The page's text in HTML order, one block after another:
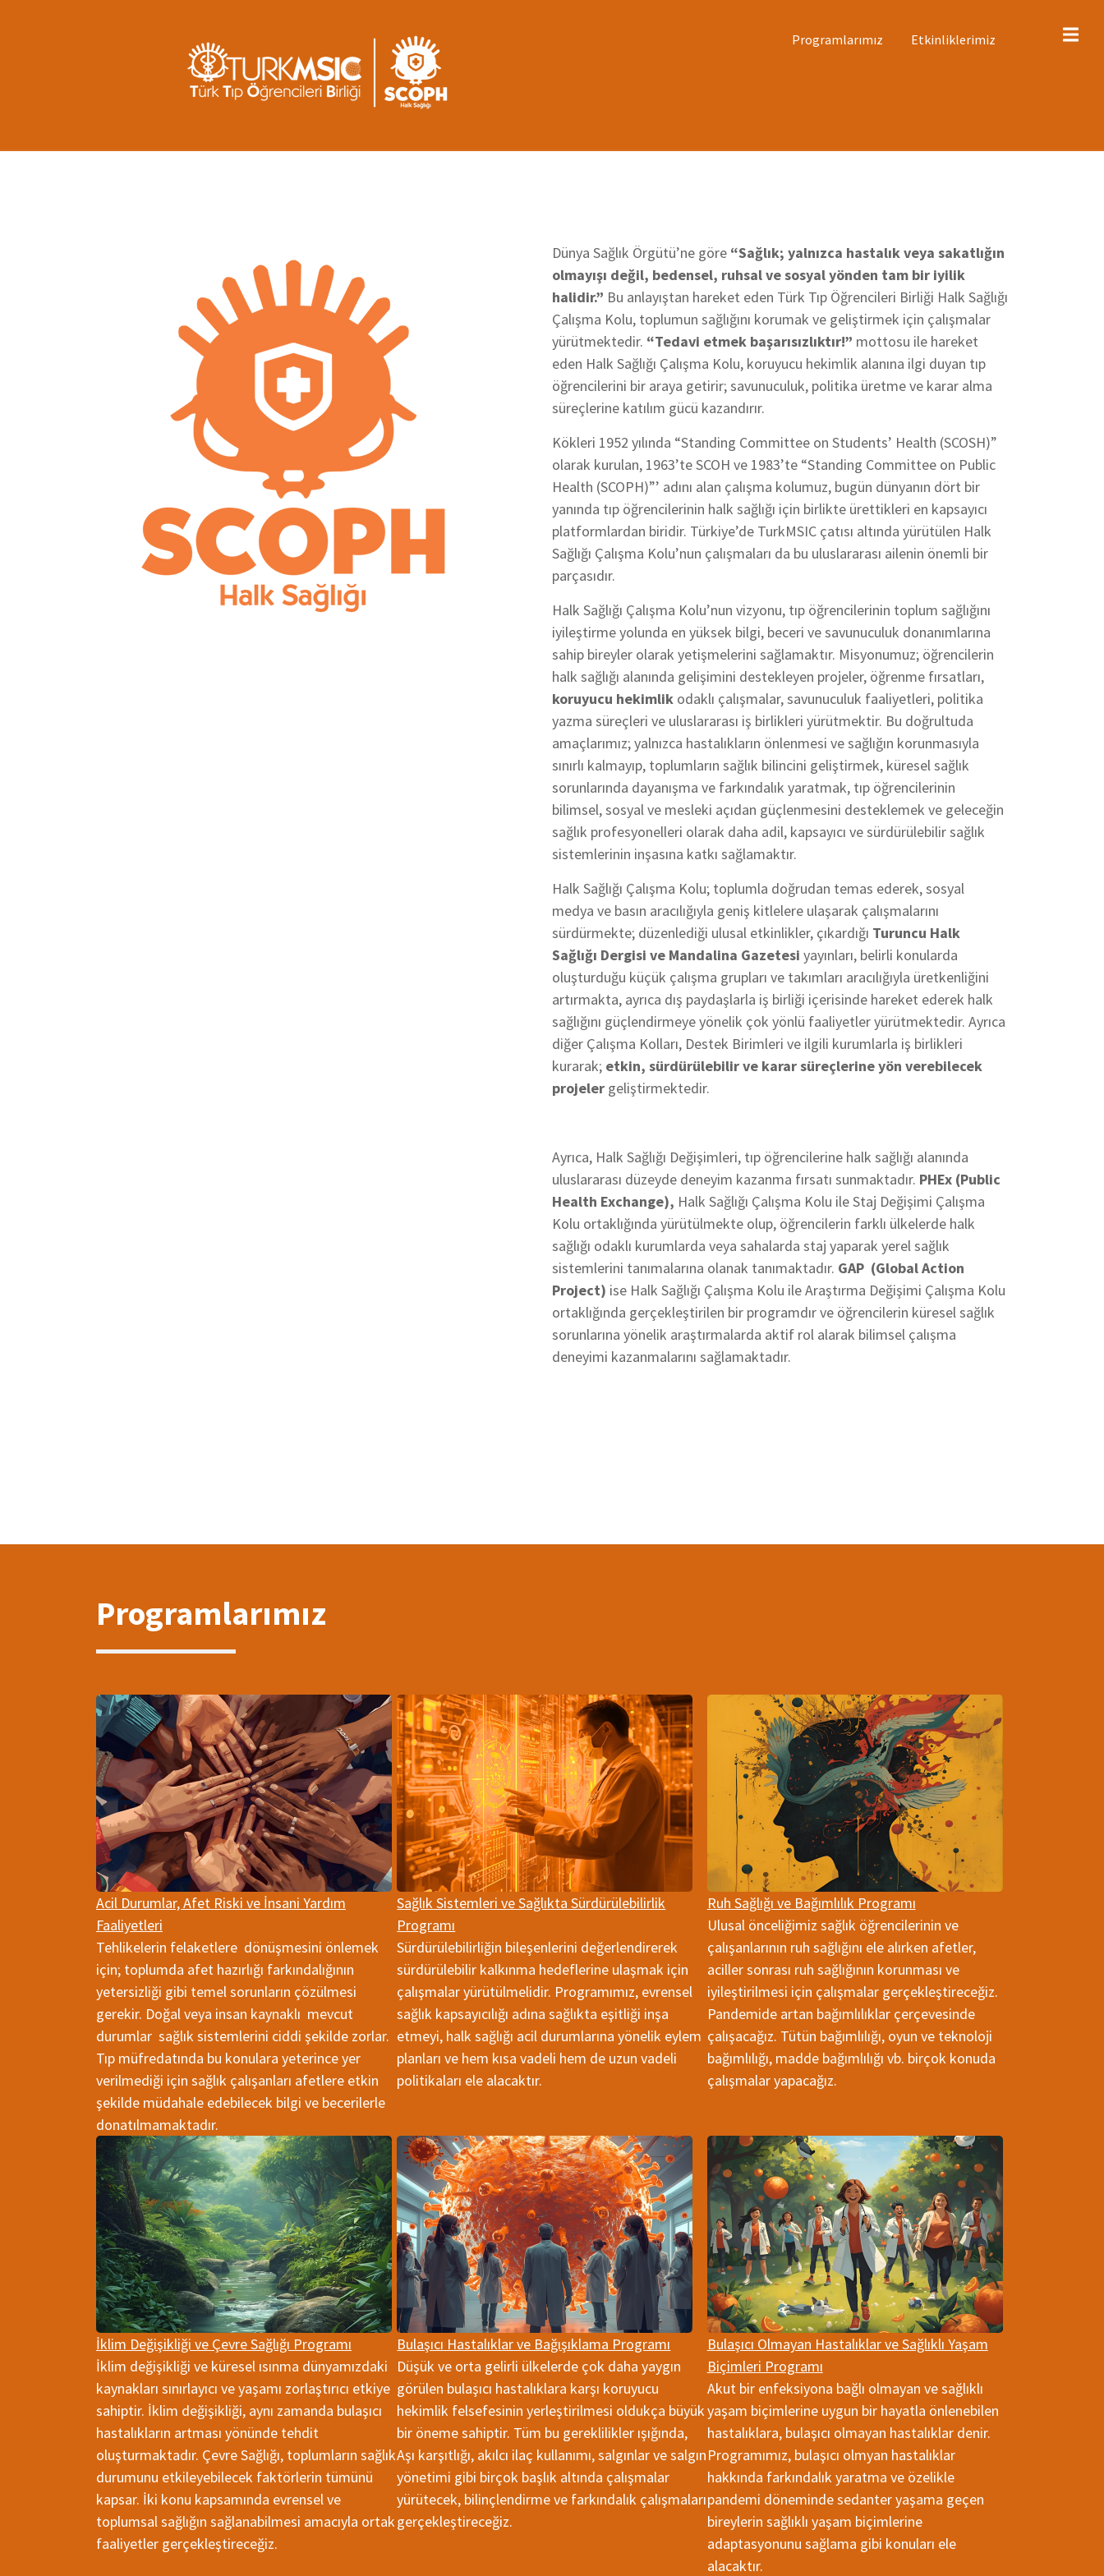
Programlarımız Etkinliklerimiz
Dünya Sağlık Örgütü’ne göre “Sağlık; yalnızca hastalık veya sakatlığın
olmayışı değil, bedensel, ruhsal ve sosyal yönden tam bir iyilik
halidir.” Bu anlayıştan hareket eden Türk Tıp Öğrencileri Birliği Halk Sağlığı
Çalışma Kolu, toplumun sağlığını korumak ve geliştirmek için çalışmalar
yürütmektedir. “Tedavi etmek başarısızlıktır!” mottosu ile hareket
eden Halk Sağlığı Çalışma Kolu, koruyucu hekimlik alanına ilgi duyan tıp
öğrencilerini bir araya getirir; savunuculuk, politika üretme ve karar alma
süreçlerine katılım gücü kazandırır.
Kökleri 1952 yılında “Standing Committee on Students’ Health (SCOSH)”
olarak kurulan, 1963’te SCOH ve 1983’te “Standing Committee on Public
Health (SCOPH)”’ adını alan çalışma kolumuz, bugün dünyanın dört bir
yanında tıp öğrencilerinin halk sağlığı için birlikte ürettikleri en kapsayıcı
platformlardan biridir. Türkiye’de TurkMSIC çatısı altında yürütülen Halk
Sağlığı Çalışma Kolu’nun çalışmaları da bu uluslararası ailenin önemli bir
parçasıdır.
Halk Sağlığı Çalışma Kolu’nun vizyonu, tıp öğrencilerinin toplum sağlığını
iyileştirme yolunda en yüksek bilgi, beceri ve savunuculuk donanımlarına
sahip bireyler olarak yetişmelerini sağlamaktır. Misyonumuz; öğrencilerin
halk sağlığı alanında gelişimini destekleyen projeler, öğrenme fırsatları,
koruyucu hekimlik odaklı çalışmalar, savunuculuk faaliyetleri, politika
yazma süreçleri ve uluslararası iş birlikleri yürütmektir. Bu doğrultuda
amaçlarımız; yalnızca hastalıkların önlenmesi ve sağlığın korunmasıyla
sınırlı kalmayıp, toplumların sağlık bilincini geliştirmek, küresel sağlık
sorunlarında dayanışma ve farkındalık yaratmak, tıp öğrencilerinin
bilimsel, sosyal ve mesleki açıdan güçlenmesini desteklemek ve geleceğin
sağlık profesyonelleri olarak daha adil, kapsayıcı ve sürdürülebilir sağlık
sistemlerinin inşasına katkı sağlamaktır.
Halk Sağlığı Çalışma Kolu; toplumla doğrudan temas ederek, sosyal
medya ve basın aracılığıyla geniş kitlelere ulaşarak çalışmalarını
sürdürmekte; düzenlediği ulusal etkinlikler, çıkardığı Turuncu Halk
Sağlığı Dergisi ve Mandalina Gazetesi yayınları, belirli konularda
oluşturduğu küçük çalışma grupları ve takımları aracılığıyla üretkenliğini
artırmakta, ayrıca dış paydaşlarla iş birliği içerisinde hareket ederek halk
sağlığını güçlendirmeye yönelik çok yönlü faaliyetler yürütmektedir. Ayrıca
diğer Çalışma Kolları, Destek Birimleri ve ilgili kurumlarla iş birlikleri
kurarak; etkin, sürdürülebilir ve karar süreçlerine yön verebilecek
projeler geliştirmektedir.
Ayrıca, Halk Sağlığı Değişimleri, tıp öğrencilerine halk sağlığı alanında
uluslararası düzeyde deneyim kazanma fırsatı sunmaktadır. PHEx (Public
Health Exchange), Halk Sağlığı Çalışma Kolu ile Staj Değişimi Çalışma
Kolu ortaklığında yürütülmekte olup, öğrencilerin farklı ülkelerde halk
sağlığı odaklı kurumlarda veya sahalarda staj yaparak yerel sağlık
sistemlerini tanımalarına olanak tanımaktadır. GAP (Global Action
Project) ise Halk Sağlığı Çalışma Kolu ile Araştırma Değişimi Çalışma Kolu
ortaklığında gerçekleştirilen bir programdır ve öğrencilerin küresel sağlık
sorunlarına yönelik araştırmalarda aktif rol alarak bilimsel çalışma
deneyimi kazanmalarını sağlamaktadır.
Programlarımız
Acil Durumlar, Afet Riski ve İnsani Yardım
Faaliyetleri
Tehlikelerin felaketlere dönüşmesini önlemek
için; toplumda afet hazırlığı farkındalığının
yetersizliği gibi temel sorunların çözülmesi
gerekir. Doğal veya insan kaynaklı mevcut
durumlar sağlık sistemlerini ciddi şekilde zorlar.
Tıp müfredatında bu konulara yeterince yer
verilmediği için sağlık çalışanları afetlere etkin
şekilde müdahale edebilecek bilgi ve becerilerle
donatılmamaktadır.
Sağlık Sistemleri ve Sağlıkta Sürdürülebilirlik
Programı
Sürdürülebilirliğin bileşenlerini değerlendirerek
sürdürülebilir kalkınma hedeflerine ulaşmak için
çalışmalar yürütülmelidir. Programımız, evrensel
sağlık kapsayıcılığı adına sağlıkta eşitliği inşa
etmeyi, halk sağlığı acil durumlarına yönelik eylem
planları ve hem kısa vadeli hem de uzun vadeli
politikaları ele alacaktır.
Ruh Sağlığı ve Bağımlılık Programı
Ulusal önceliğimiz sağlık öğrencilerinin ve
çalışanlarının ruh sağlığını ele alırken afetler,
aciller sonrası ruh sağlığının korunması ve
iyileştirilmesi için çalışmalar gerçekleştireceğiz.
Pandemide artan bağımlılıklar çerçevesinde
çalışacağız. Tütün bağımlılığı, oyun ve teknoloji
bağımlılığı, madde bağımlılığı vb. birçok konuda
çalışmalar yapacağız.
İklim Değişikliği ve Çevre Sağlığı Programı
İklim değişikliği ve küresel ısınma dünyamızdaki
kaynakları sınırlayıcı ve yaşamı zorlaştırıcı etkiye
sahiptir. İklim değişikliği, aynı zamanda bulaşıcı
hastalıkların artması yönünde tehdit
oluşturmaktadır. Çevre Sağlığı, toplumların sağlık
durumunu etkileyebilecek faktörlerin tümünü
kapsar. İki konu kapsamında evrensel ve
toplumsal sağlığın sağlanabilmesi amacıyla ortak
faaliyetler gerçekleştireceğiz.
Bulaşıcı Hastalıklar ve Bağışıklama Programı
Düşük ve orta gelirli ülkelerde çok daha yaygın
görülen bulaşıcı hastalıklara karşı koruyucu
hekimlik felsefesinin yerleştirilmesi oldukça büyük
bir öneme sahiptir. Tüm bu gereklilikler ışığında,
Aşı karşıtlığı, akılcı ilaç kullanımı, salgınlar ve salgın
yönetimi gibi birçok başlık altında çalışmalar
yürütecek, bilinçlendirme ve farkındalık çalışmaları
gerçekleştireceğiz.
Bulaşıcı Olmayan Hastalıklar ve Sağlıklı Yaşam
Biçimleri Programı
Akut bir enfeksiyona bağlı olmayan ve sağlıklı
yaşam biçimlerine uygun bir hayatla önlenebilen
hastalıklara, bulaşıcı olmayan hastalıklar denir.
Programımız, bulaşıcı olmyan hastalıklar
hakkında farkındalık yaratma ve özelikle
pandemi döneminde sedanter yaşama geçen
bireylerin sağlıklı yaşam biçimlerine
adaptasyonunu sağlama gibi konuları ele
alacaktır.